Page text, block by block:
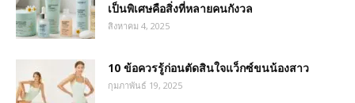
เป็นพิเศษคือสิ่งที่หลายคนกังวล
สิงหาคม 4, 2025
10 ข้อควรรู้ก่อนตัดสินใจแว็กซ์ขนน้องสาว
กุมภาพันธ์ 19, 2025